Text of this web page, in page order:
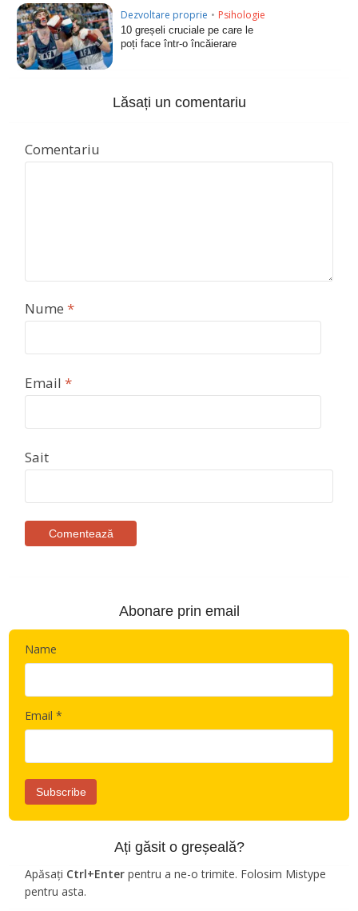
Dezvoltare proprie • Psihologie
10 greșeli cruciale pe care le
poți face într-o încăierare
Lăsați un comentariu
Comentariu
Nume *
Email *
Sait
Abonare prin email
Name
Email *
Ați găsit o greșeală?
Apăsați Ctrl+Enter pentru a ne-o trimite. Folosim Mistype
pentru asta.